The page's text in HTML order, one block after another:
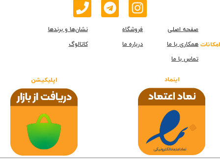
امکانات
صفحه اصلی فروشگاه
نشان‌ها و برندها
همکاری با ما
درباره ما
کاتالوگ
تماس با ما
اینماد اپلیکیشن